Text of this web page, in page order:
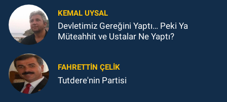
KEMAL UYSAL
Devletimiz Gereğini Yaptı… Peki Ya
Müteahhit ve Ustalar Ne Yaptı?
FAHRETTIN ÇELİK
Tutdere'nin Partisi